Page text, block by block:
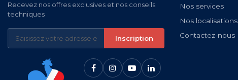
Recevez nos offres exclusives et nos conseils
techniques
Inscription
Nos services
Nos localisations
Contactez-nous